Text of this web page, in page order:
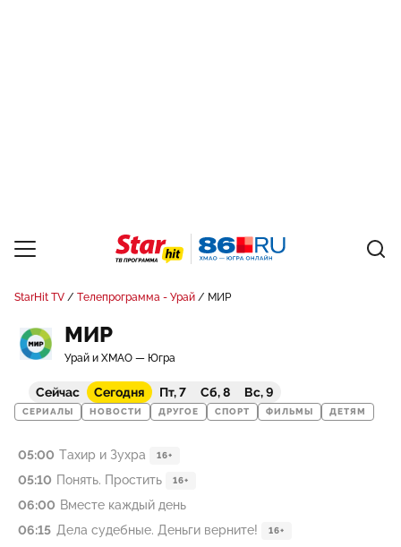
StarHit TV Телепрограмма - Урай МИР
МИР
Урай и ХМАО — Югра
Сейчас Сегодня Пт, 7 Сб, 8 Вс, 9
СЕРИАЛЫ НОВОСТИ ДРУГОЕ СПОРТ ФИЛЬМЫ ДЕТЯМ
05:00 Тахир и Зухра 16+
05:10 Понять. Простить 16+
06:00 Вместе каждый день
06:15 Дела судебные. Деньги верните! 16+